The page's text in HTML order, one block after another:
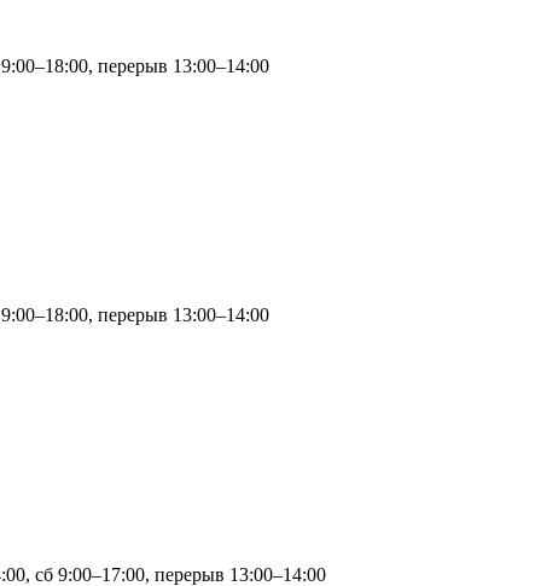
перерыв 13:00–14:00
перерыв 13:00–14:00
сб 9:00–17:00, перерыв 13:00–14:00